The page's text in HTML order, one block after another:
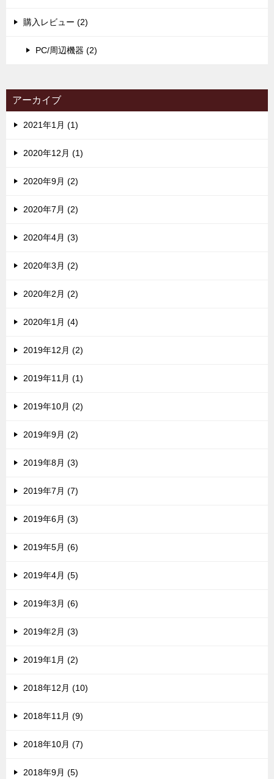
購入レビュー (2)
PC/周辺機器 (2)
アーカイブ
2021年1月 (1)
2020年12月 (1)
2020年9月 (2)
2020年7月 (2)
2020年4月 (3)
2020年3月 (2)
2020年2月 (2)
2020年1月 (4)
2019年12月 (2)
2019年11月 (1)
2019年10月 (2)
2019年9月 (2)
2019年8月 (3)
2019年7月 (7)
2019年6月 (3)
2019年5月 (6)
2019年4月 (5)
2019年3月 (6)
2019年2月 (3)
2019年1月 (2)
2018年12月 (10)
2018年11月 (9)
2018年10月 (7)
2018年9月 (5)